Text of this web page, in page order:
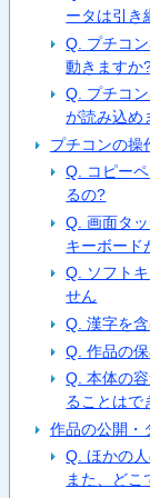
ータは引き
Q. プチコ
動きますか
Q. プチコ
が読み込め
プチコンの操
Q. コピー
るの?
Q. 画面タ
キーボード
Q. ソフト
せん
Q. 漢字を
Q. 作品の
Q. 本体の
ることはで
作品の公開・
Q. ほかの
また、どこ